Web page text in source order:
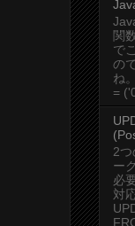
関
で
の
ね
=
2
ー
必
対